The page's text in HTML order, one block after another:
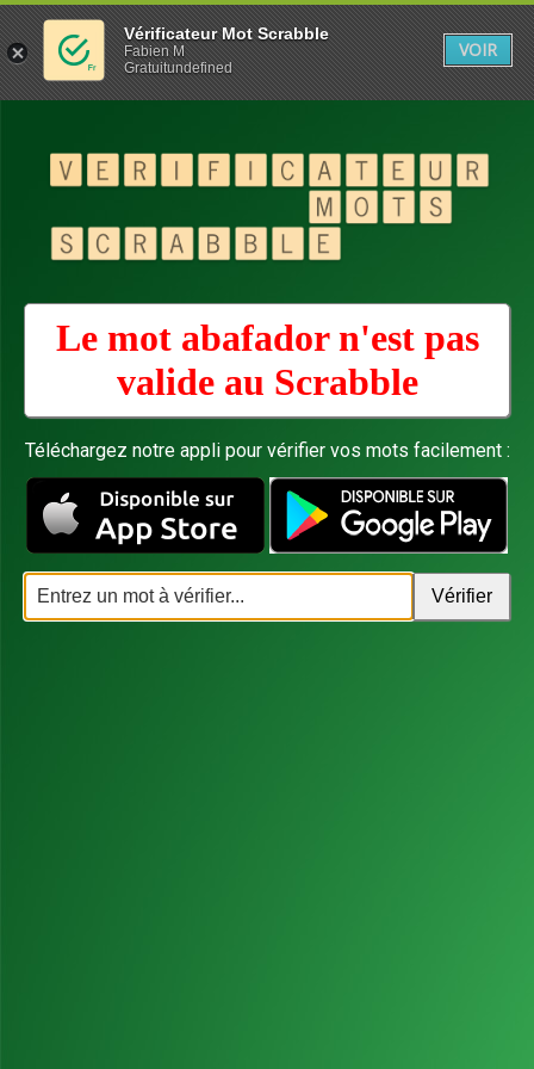
Le mot abafador n'est pas
valide au Scrabble
Téléchargez notre appli pour vérifier vos mots facilement :
Vérificateur Mot Scrabble
Fabien M
Gratuitundefined
VOIR